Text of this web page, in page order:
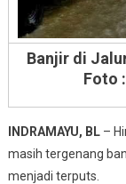
Banjir di
Foto :
INDRAMAYU, BL–
masih tergenang
menjadi terputs.